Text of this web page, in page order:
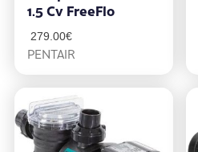
1.5 Cv FreeFlo
279.00€
PENTAIR